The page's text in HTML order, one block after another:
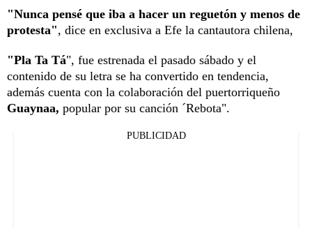
"Nunca pensé que iba a hacer un reguetón y menos de
protesta", dice en exclusiva a Efe la cantautora chilena,
"Pla Ta Tá", fue estrenada el pasado sábado y el
contenido de su letra se ha convertido en tendencia,
además cuenta con la colaboración del puertorriqueño
Guaynaa, popular por su canción ´Rebota".
PUBLICIDAD